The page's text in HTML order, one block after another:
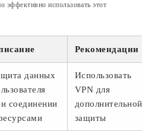
эффективно использовать этот
Рекомендации
данных
соединении
Использовать
VPN для
дополнительной
защиты